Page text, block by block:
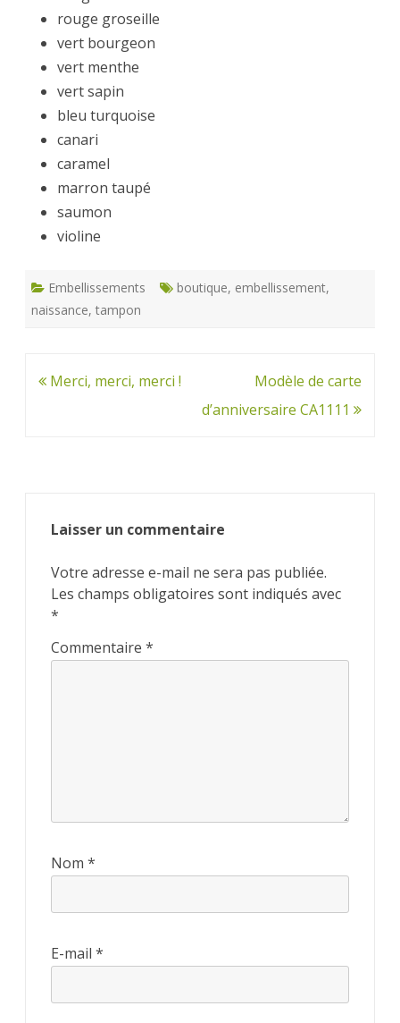
rouge groseille
vert bourgeon
vert menthe
vert sapin
bleu turquoise
canari
caramel
marron taupé
saumon
violine
Embellissements boutique, embellissement,
naissance, tampon
Navigation
Merci, merci, merci !
Modèle de carte
d’anniversaire CA1111
Laisser un commentaire
Votre adresse e-mail ne sera pas publiée.
Les champs obligatoires sont indiqués avec
*
Commentaire *
Nom *
E-mail *